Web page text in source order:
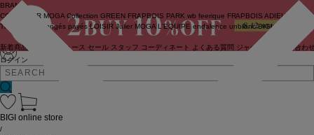
ログイン
BRAND
COUTURIER MOGA Collection GREEN FRAPBOIS PARK wb feerique FRAPBOIS ADIEU
TRISTESSE
congés payés LOISIR Julier MOGA L'EQUIPE endalence unbilanc BIGI online store
新着商品 ニュース セール スタッフ コーディネート よくある質問 ジャーナル お問い合わ
BIGI online store
/